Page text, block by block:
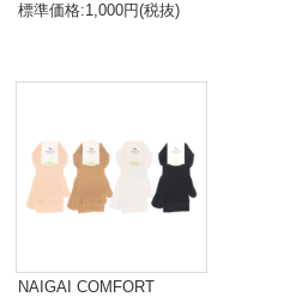
標準価格:1,000円(税抜)
NAIGAI COMFORT